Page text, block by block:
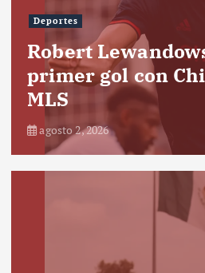
Deportes
Robert
primer gol con
MLS
agosto 2, 2026